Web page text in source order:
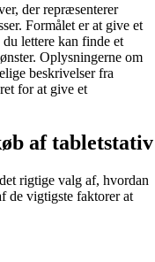
der repræsenterer
Formålet er at give et
lettere kan finde et
Oplysningerne om
beskrivelser fra
for at give et
af tabletstativ
rigtige valg af, hvordan
de vigtigste faktorer at